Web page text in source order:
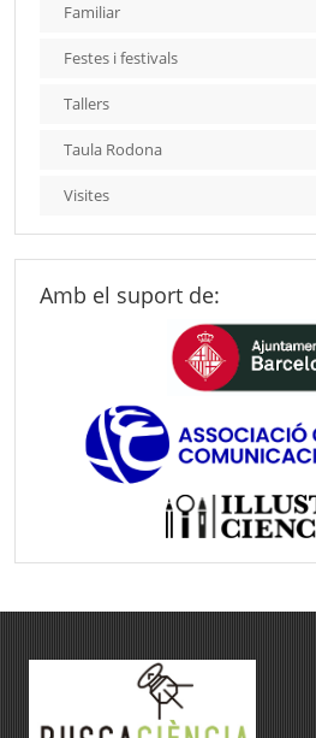
Familiar
Festes i festivals
Tallers
Taula Rodona
Visites
Amb el suport de: